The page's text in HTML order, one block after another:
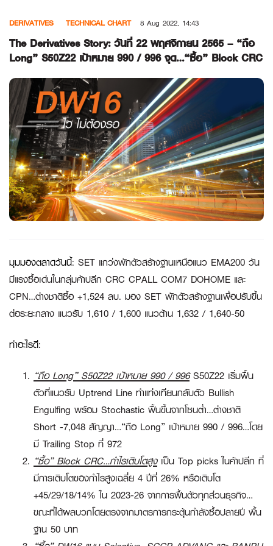
content
DERIVATIVES TECHNICAL CHART 8 Aug 2022, 14:43
The Derivatives Story: วันที่ 22 พฤศจิกายน 2565 – “ถือ
Long” S50Z22 เป้าหมาย 990 / 996 จุด…“ซื้อ” Block CRC
มุมมองตลาดวันนี้: SET แกว่งพักตัวสร้างฐานเหนือแนว EMA200 วัน
มีแรงซื้อเด่นในกลุ่มค้าปลีก CRC CPALL COM7 DOHOME และ
CPN…ต่างชาติซื้อ +1,524 ลบ. มอง SET พักตัวสร้างฐานเพื่อปรับขึ้น
ต่อระยะกลาง แนวรับ 1,610 / 1,600 แนวต้าน 1,632 / 1,640-50
ทำอะไรดี:
“ถือ Long” S50Z22 เป้าหมาย 990 / 996S50Z22 เริ่มฟื้น
ตัวที่แนวรับ Uptrend Line ทำแท่งเทียนกลับตัว Bullish
Engulfing พร้อม Stochastic ฟื้นขึ้นจากโซนต่ำ…ต่างชาติ
Short -7,048 สัญญา…“ถือ Long” เป้าหมาย 990 / 996…โดย
มี Trailing Stop ที่ 972
“ซื้อ”Block CRC…กำไรเติบโตสูง เป็น Top picks ในค้าปลีก ที่
มีการเติบโตของกำไรสูงเฉลี่ย 4 ปีที่ 26% หรือเติบโต
+45/29/18/14% ใน 2023-26 จากการฟื้นตัวทุกส่วนธุรกิจ…
ขณะที่ได้ผลบวกโดยตรงจากมาตรการกระตุ้นกำลังซื้อปลายปี พื้น
ฐาน 50 บาท